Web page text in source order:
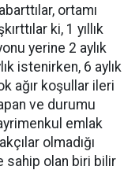
ortamı
ki, 1 yıllık
yerine 2 aylık
istenirken, 6 aylık
ağır koşullar ileri
ve durumu
emlak
olmadığı
sahip olan biri bilir